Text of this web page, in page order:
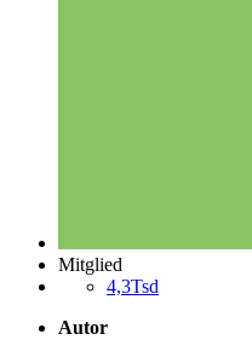
Mitglied
4,3Tsd
Autor